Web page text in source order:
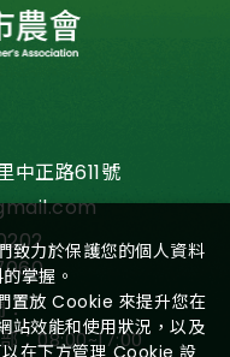
中正路611號
：
：08:00~17:00
致力於保護您的個人資料
掌握。
置放 Cookie 來提升您在
站效能和使用狀況，以及
在下方管理 Cookie 設